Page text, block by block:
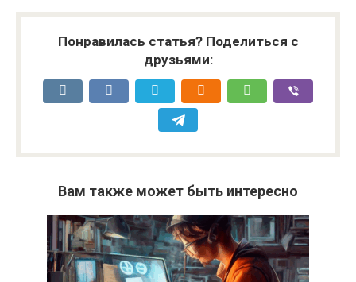
Понравилась статья? Поделиться с
друзьями:
Вам также может быть интересно